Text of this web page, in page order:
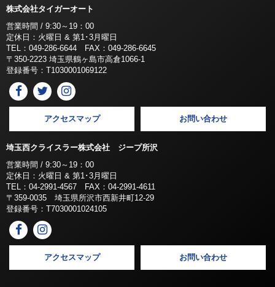
株式会社タイガーオート
営業時間 / 9:30～19：00
定休日：火曜日 & 第1･3月曜日
TEL：049-286-6644 FAX：049-286-6645
〒350-2223 埼玉県鶴ヶ島市高倉1066-1
登録番号：T1030001069122
アクセスマップ お問い合わせ
埼玉西クライスラー株式会社 ジープ所沢
営業時間 / 9:30～19：00
定休日：火曜日 & 第1･3月曜日
TEL：04-2991-4567 FAX：04-2991-4611
〒359-0035 埼玉県所沢市西新井町12-29
登録番号：T7030001024105
アクセスマップ お問い合わせ